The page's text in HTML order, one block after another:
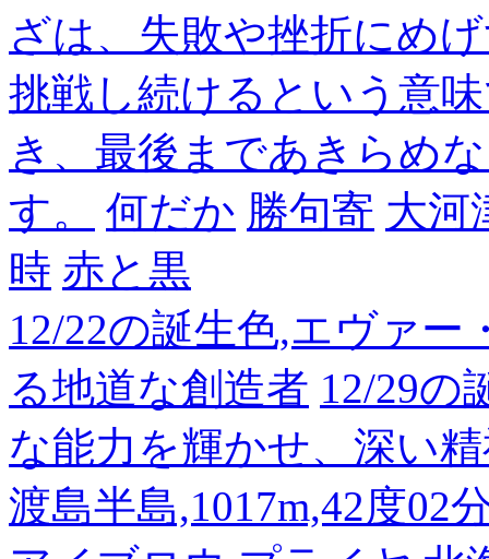
ざは、失敗や挫折にめ
挑戦し続けるという意
き、最後まであきらめ
す。
何だか 勝句寄 大河
時 赤と黒
12/22の誕生色,エヴァ
る地道な創造者 12/29の
な能力を輝かせ、深い
渡島半島,1017m,42度02